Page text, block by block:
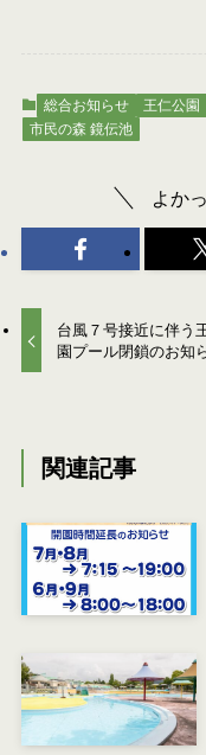
総合お知らせ 王仁公園
市民の森 鏡伝池
よか
台風７号接近に伴う
園プール閉鎖のお知
関連記事